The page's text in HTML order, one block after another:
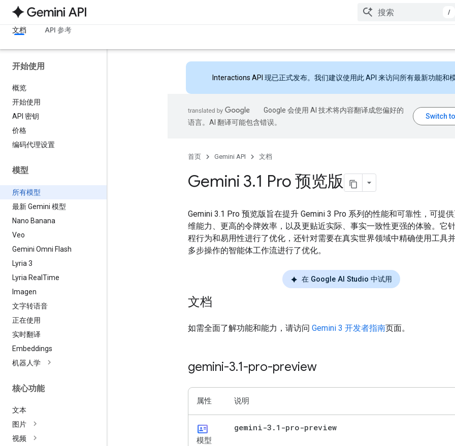
/
文档
API 参考
开始使用
概览
开始使用
API 密钥
价格
编码代理设置
模型
所有模型
最新 Gemini 模型
Nano Banana
Veo
Gemini Omni Flash
Lyria 3
Lyria Real Time
Imagen
文字转语音
正在使用
实时翻译
Embeddings
机器人学
核心功能
文本
图片
视频
Interactions API 现已正式发布。我们建议使用此 API 来访问所有最新功能和
Google 会使用 AI 技术将内容翻译成您偏好的
语言。AI 翻译可能包含错误。
首页 Gemini API 文档
Gemini 3.1 Pro 预览版
Gemini 3.1 Pro 预览版旨在提升 Gemini 3 Pro 系列的性能和可靠性，可提
维能力、更高的令牌效率，以及更贴近实际、事实一致性更强的体验。它
程行为和易用性进行了优化，还针对需要在真实世界领域中精确使用工具
多步操作的智能体工作流进行了优化。
在 Google AI Studio 中试用
文档
如需全面了解功能和能力，请访问 Gemini 3 开发者指南页面。
gemini-3.1-pro-preview
属性 说明
id_card
模型
gemini-3 . 1-pro-preview